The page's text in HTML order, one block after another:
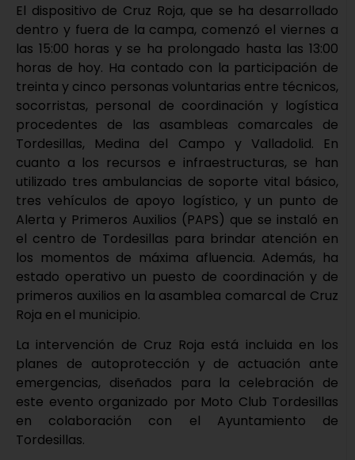
El dispositivo de Cruz Roja, que se ha desarrollado
dentro y fuera de la campa, comenzó el viernes a
las 15:00 horas y se ha prolongado hasta las 13:00
horas de hoy. Ha contado con la participación de
treinta y cinco personas voluntarias entre técnicos,
socorristas, personal de coordinación y logística
procedentes de las asambleas comarcales de
Tordesillas, Medina del Campo y Valladolid. En
cuanto a los recursos e infraestructuras, se han
utilizado tres ambulancias de soporte vital básico,
tres vehículos de apoyo logístico, y un punto de
Alerta y Primeros Auxilios (PAPS) que se instaló en
el centro de Tordesillas para brindar atención en
los momentos de máxima afluencia. Además, ha
estado operativo un puesto de coordinación y de
primeros auxilios en la asamblea comarcal de Cruz
Roja en el municipio.
La intervención de Cruz Roja está incluida en los
planes de autoprotección y de actuación ante
emergencias, diseñados para la celebración de
este evento organizado por Moto Club Tordesillas
en colaboración con el Ayuntamiento de
Tordesillas.